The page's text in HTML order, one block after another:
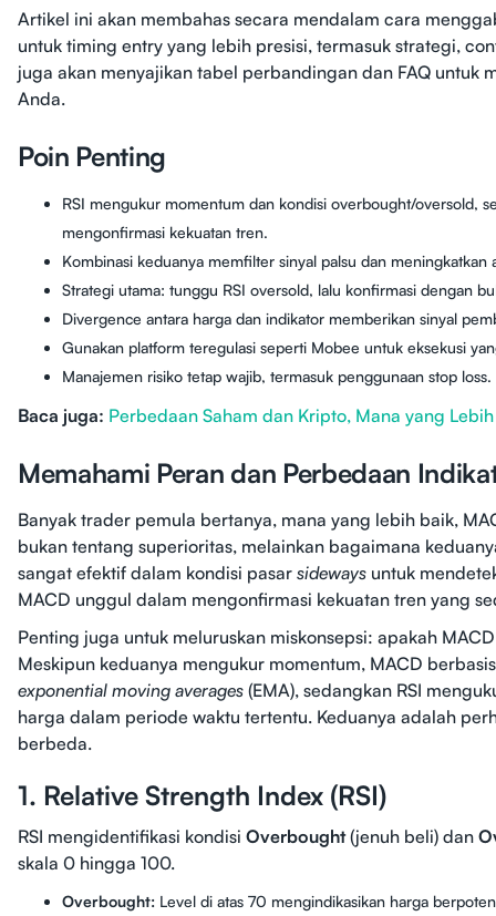
Artikel ini akan membahas secara mendalam cara
untuk timing entry yang lebih presisi, termasuk strategi,
juga akan menyajikan tabel perbandingan dan FAQ untuk
Anda.
Poin Penting
RSI mengukur momentum dan kondisi overbought/oversold,
mengonfirmasi kekuatan tren.
Kombinasi keduanya memfilter sinyal palsu dan meningkatkan
Strategi utama: tunggu RSI oversold, lalu konfirmasi dengan
Divergence antara harga dan indikator memberikan sinyal
Gunakan platform teregulasi seperti Mobee untuk eksekusi
Manajemen risiko tetap wajib, termasuk penggunaan stop loss.
Baca juga: Perbedaan Saham dan Kripto, Mana yang
Memahami Peran dan Perbedaan
Banyak trader pemula bertanya, mana yang lebih baik,
bukan tentang superioritas, melainkan bagaimana
sangat efektif dalam kondisi pasar sideways untuk
MACD unggul dalam mengonfirmasi kekuatan tren yang
Penting juga untuk meluruskan miskonsepsi: apakah
Meskipun keduanya mengukur momentum, MACD
exponential moving averages (EMA), sedangkan RSI
harga dalam periode waktu tertentu. Keduanya adalah
berbeda.
1. Relative Strength Index (RSI)
RSI mengidentifikasi kondisi Overbought(jenuh beli) dan
skala 0 hingga 100.
Overbought: Level di atas 70 mengindikasikan harga